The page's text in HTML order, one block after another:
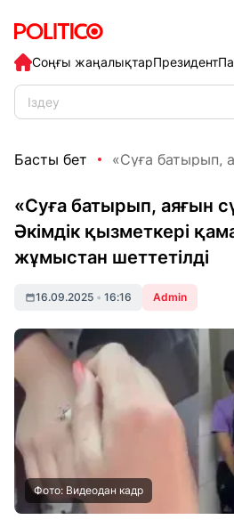
Соңғы жаңалықтарПрезидент
Басты бет «Суға батырып,
«Суға батырып, аяғын
Әкімдік қызметкері
жұмыстан шеттетілді
16.09.2025 • 16:16 Admin
Фото: Видеодан кадр